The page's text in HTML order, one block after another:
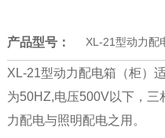
产品型号： XL-21型动力配
XL-21型动力配电箱（柜）
为50HZ,电压500V以下，三
力配电与照明配电之用。